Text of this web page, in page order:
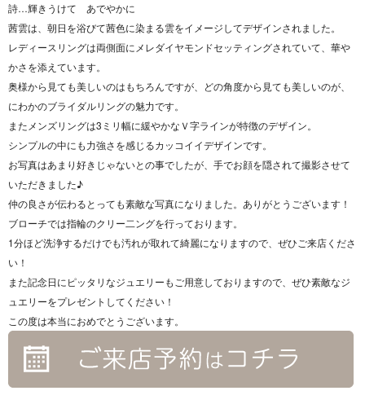
詩…輝きうけて あでやかに
茜雲は、朝日を浴びて茜色に染まる雲をイメージしてデザインされました。
レディースリングは両側面にメレダイヤモンドセッティングされていて、華や
かさを添えています。
奥様から見ても美しいのはもちろんですが、どの角度から見ても美しいのが、
にわかのブライダルリングの魅力です。
またメンズリングは3ミリ幅に緩やかなＶ字ラインが特徴のデザイン。
シンプルの中にも力強さを感じるカッコイイデザインです。
お写真はあまり好きじゃないとの事でしたが、手でお顔を隠されて撮影させて
いただきました♪
仲の良さが伝わるとっても素敵な写真になりました。ありがとうございます！
ブローチでは指輪のクリー二ングを行っております。
1分ほど洗浄するだけでも汚れが取れて綺麗になりますので、ぜひご来店くださ
い！
また記念日にピッタリなジュエリーもご用意しておりますので、ぜひ素敵なジ
ュエリーをプレゼントしてください！
この度は本当におめでとうございます。